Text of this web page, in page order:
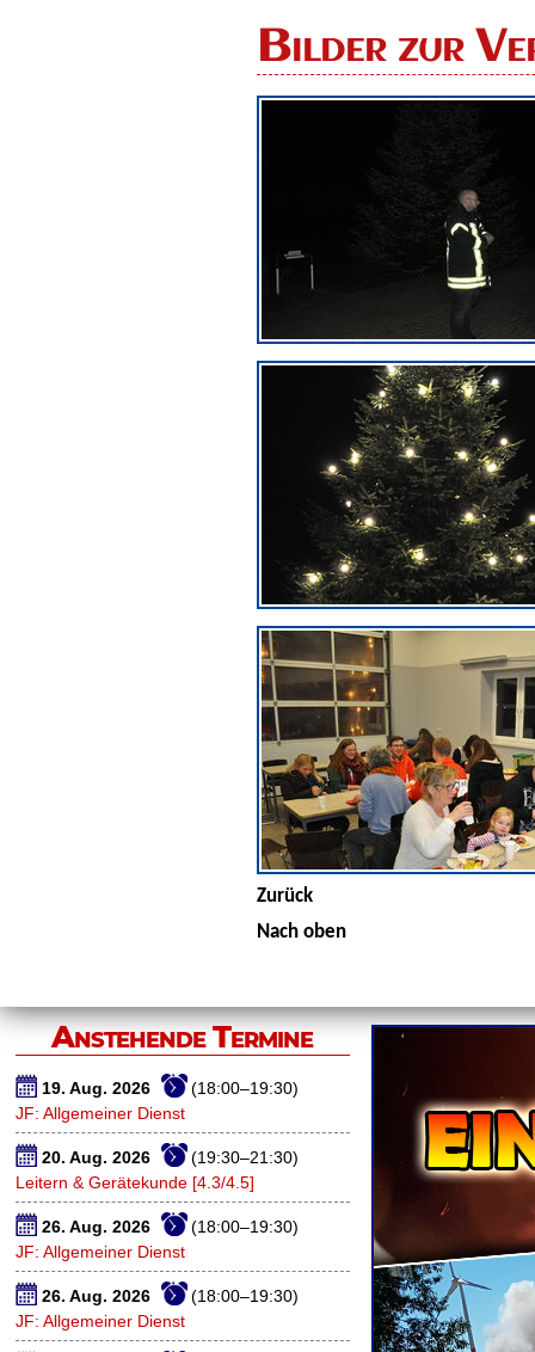
Bilder zur
Zurück
Nach oben
Anstehende Termine
19. Aug. 2026
(18:00–19:30)
JF: Allgemeiner Dienst
20. Aug. 2026
(19:30–21:30)
Leitern & Gerätekunde [4.3/4.5]
26. Aug. 2026
(18:00–19:30)
JF: Allgemeiner Dienst
26. Aug. 2026
(18:00–19:30)
JF: Allgemeiner Dienst